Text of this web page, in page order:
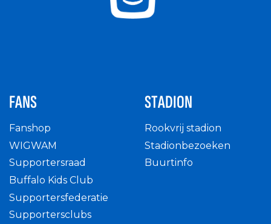
FANS
Fanshop
WIGWAM
Supportersraad
Buffalo Kids Club
Supportersfederatie
Supportersclubs
STADION
Rookvrij stadion
Stadionbezoeken
Buurtinfo